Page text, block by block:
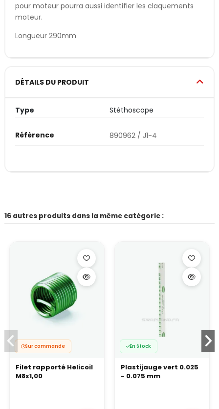
pour moteur pourra aussi identifier les claquements
moteur.
Longueur 290mm
DÉTAILS DU PRODUIT
Type Stéthoscope
Référence 890962 / J1-4
16 autres produits dans la même catégorie :
Sur commande
Filet rapporté Helicoil
M8x1,00
En Stock
Plastijauge vert 0.025
- 0.075 mm